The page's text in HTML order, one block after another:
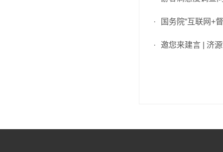
· 国务院“互联网+
· 邀您来建言 | 济